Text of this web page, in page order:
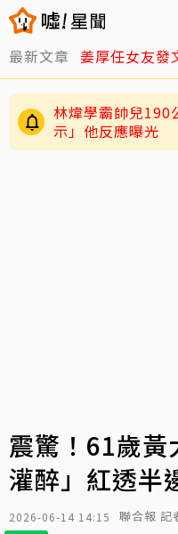
最新文章 姜厚任女友發
林煒學霸帥兒190
示」他反應曝光
震驚！61歲黃
灌醉」紅透半
2026-06-14 14:15 聯合報 記